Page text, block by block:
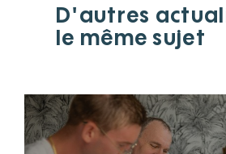
D'autres
le même sujet